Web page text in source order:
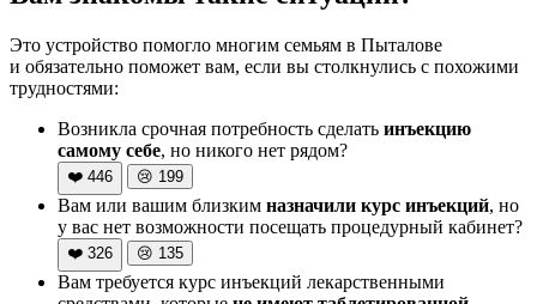
Это устройство помогло многим семьям в Пыталове
и обязательно поможет вам, если вы столкнулись с похожими
трудностями:
Возникла срочная потребность сделать инъекцию
самому себе, но никого нет рядом?
❤️ 446 😢 199
Вам или вашим близким назначили курс инъекций, но
у вас нет возможности посещать процедурный кабинет?
❤️ 326 😢 135
Вам требуется курс инъекций лекарственными